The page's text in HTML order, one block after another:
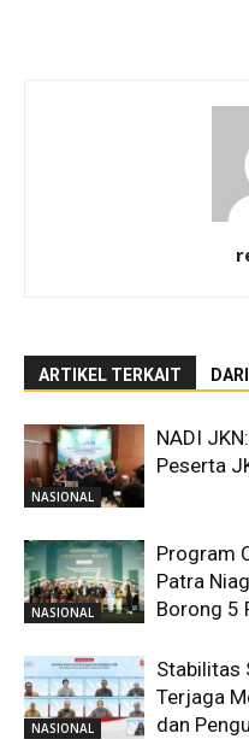
ARTIKEL TERKAIT
NASIONAL
NADI
Peserta
NASIONAL
Program
Patra
Borong 5
NASIONAL
Stabilitas
Terjaga
dan